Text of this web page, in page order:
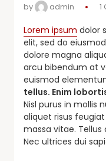
by
admin 1
Lorem ipsum dolor
elit, sed do
dolore magna
arcu bibendum at
euismod
tellus. Enim
Nisl purus in mollis
aliquet risus
massa vitae. Tellus
Nec ultrices dui